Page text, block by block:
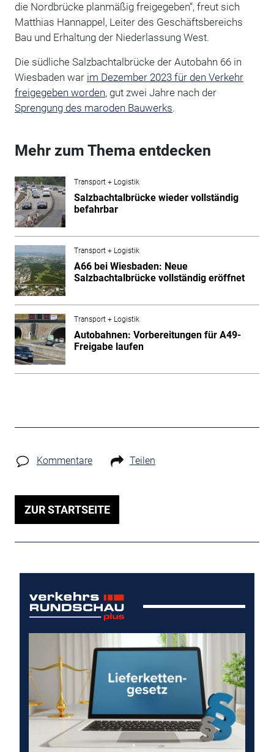
die Nordbrücke planmäßig freigegeben“, freut sich
Matthias Hannappel, Leiter des Geschäftsbereichs
Bau und Erhaltung der Niederlassung West.
Die südliche Salzbachtalbrücke der Autobahn 66 in
Wiesbaden war im Dezember 2023 für den Verkehr
freigegeben worden, gut zwei Jahre nach der
Sprengung des maroden Bauwerks.
Mehr zum Thema entdecken
Transport + Logistik
Salzbachtalbrücke wieder vollständig
befahrbar
Transport + Logistik
A66 bei Wiesbaden: Neue
Salzbachtalbrücke vollständig eröffnet
Transport + Logistik
Autobahnen: Vorbereitungen für A49-
Freigabe laufen
Kommentare Teilen
ZUR STARTSEITE